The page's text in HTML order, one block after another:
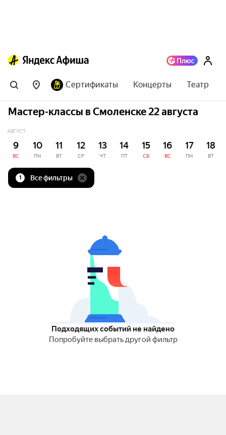
Сертификаты Концерты Театр
Мастер-классы в Смоленске 22 августа
АВГУСТ
9
ВС
10
ПН
11
ВТ
12
СР
13
ЧТ
14
ПТ
15
СБ
16
ВС
17
ПН
18
ВТ
1 Все фильтры
Подходящих событий не найдено
Попробуйте выбрать другой фильтр